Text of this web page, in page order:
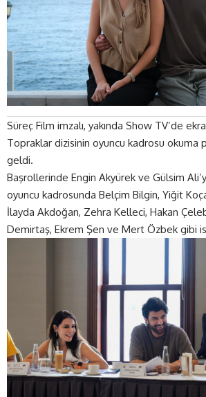
Süreç Film imzalı, yakında Show TV’de
Topraklar dizisinin oyuncu kadrosu okuma
geldi.
Başrollerinde Engin Akyürek ve Gülsim
oyuncu kadrosunda Belçim Bilgin, Yiğit
İlayda Akdoğan, Zehra Kelleci, Hakan
Demirtaş, Ekrem Şen ve Mert Özbek gibi